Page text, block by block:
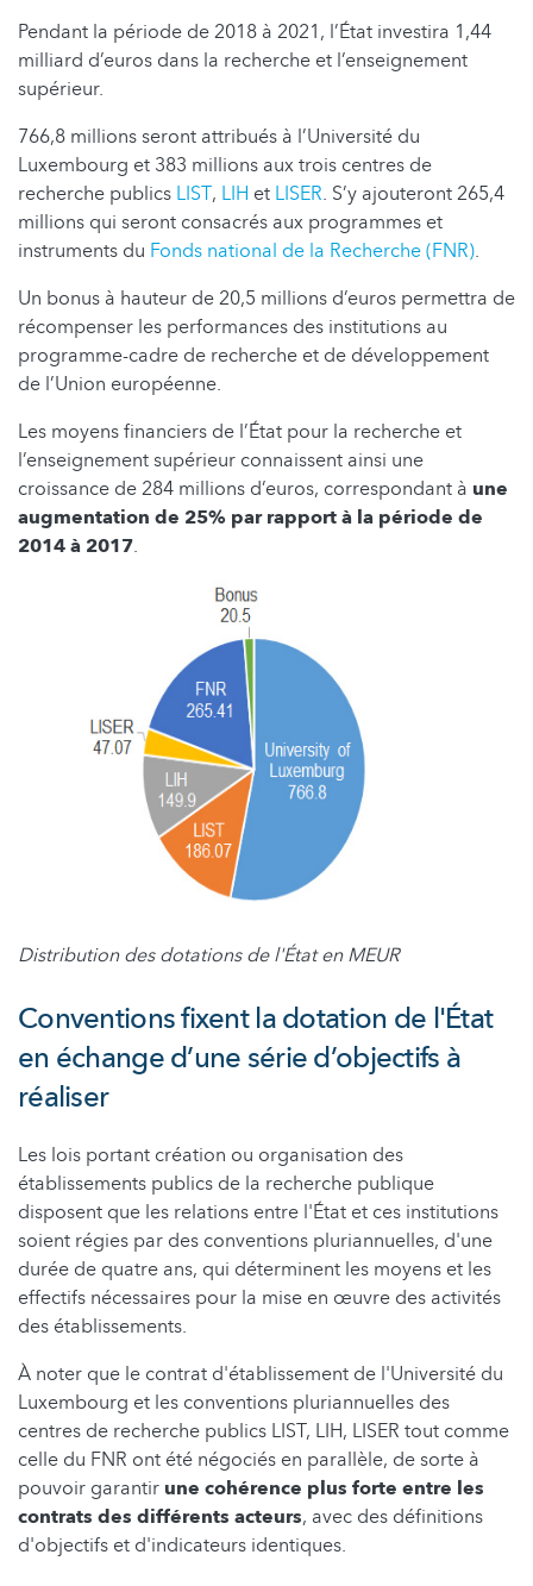
Pendant la période de 2018 à 2021, l’État investira 1,44
milliard d’euros dans la recherche et l’enseignement
supérieur.
766,8 millions seront attribués à l’Université du
Luxembourg et 383 millions aux trois centres de
recherche publics LIST, LIH et LISER. S’y ajouteront 265,4
millions qui seront consacrés aux programmes et
instruments du Fonds national de la Recherche (FNR).
Un bonus à hauteur de 20,5 millions d’euros permettra de
récompenser les performances des institutions au
programme-cadre de recherche et de développement
de l’Union européenne.
Les moyens financiers de l’État pour la recherche et
l’enseignement supérieur connaissent ainsi une
croissance de 284 millions d’euros, correspondant à une
augmentation de 25% par rapport à la période de
2014 à 2017.
Distribution des dotations de l'État en MEUR
Conventions fixent la dotation de l'État
en échange d’une série d’objectifs à
réaliser
Les lois portant création ou organisation des
établissements publics de la recherche publique
disposent que les relations entre l'État et ces institutions
soient régies par des conventions pluriannuelles, d'une
durée de quatre ans, qui déterminent les moyens et les
effectifs nécessaires pour la mise en œuvre des activités
des établissements.
À noter que le contrat d'établissement de l'Université du
Luxembourg et les conventions pluriannuelles des
centres de recherche publics LIST, LIH, LISER tout comme
celle du FNR ont été négociés en parallèle, de sorte à
pouvoir garantir une cohérence plus forte entre les
contrats des différents acteurs, avec des définitions
d'objectifs et d'indicateurs identiques.